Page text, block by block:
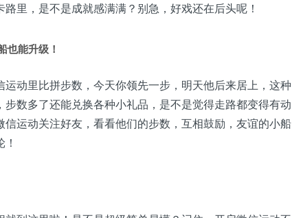
里，是不是成就感满满？别急，好戏还在后头呢！
也能升级！
动里比拼步数，今天你领先一步，明天他后来居上，这种
数多了还能兑换各种小礼品，是不是觉得走路都变得有动
运动关注好友，看看他们的步数，互相鼓励，友谊的小船